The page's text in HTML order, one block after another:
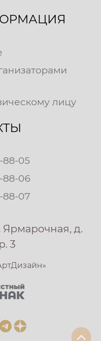
лицу
88-05
88-06
88-07
Ярмарочная, д.
3